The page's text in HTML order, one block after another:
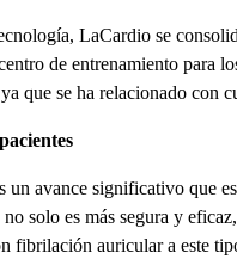
LaCardio se
de entrenamiento para
que se ha relacionado con
un avance significativo que
solo es más segura y
fibrilación auricular a este